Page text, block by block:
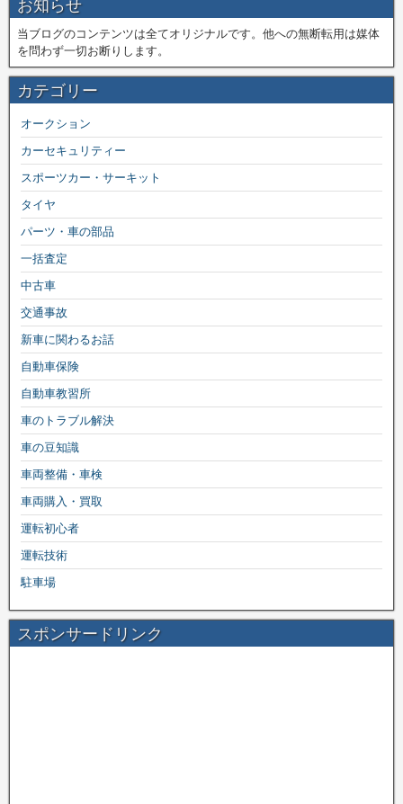
お知らせ
当ブログのコンテンツは全てオリジナルです。他への無断転用は媒体
を問わず一切お断りします。
カテゴリー
オークション
カーセキュリティー
スポーツカー・サーキット
タイヤ
パーツ・車の部品
一括査定
中古車
交通事故
新車に関わるお話
自動車保険
自動車教習所
車のトラブル解決
車の豆知識
車両整備・車検
車両購入・買取
運転初心者
運転技術
駐車場
スポンサードリンク